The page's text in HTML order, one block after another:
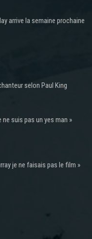
arrive la semaine prochaine
selon Paul King
suis pas un yes man »
je ne faisais pas le film »